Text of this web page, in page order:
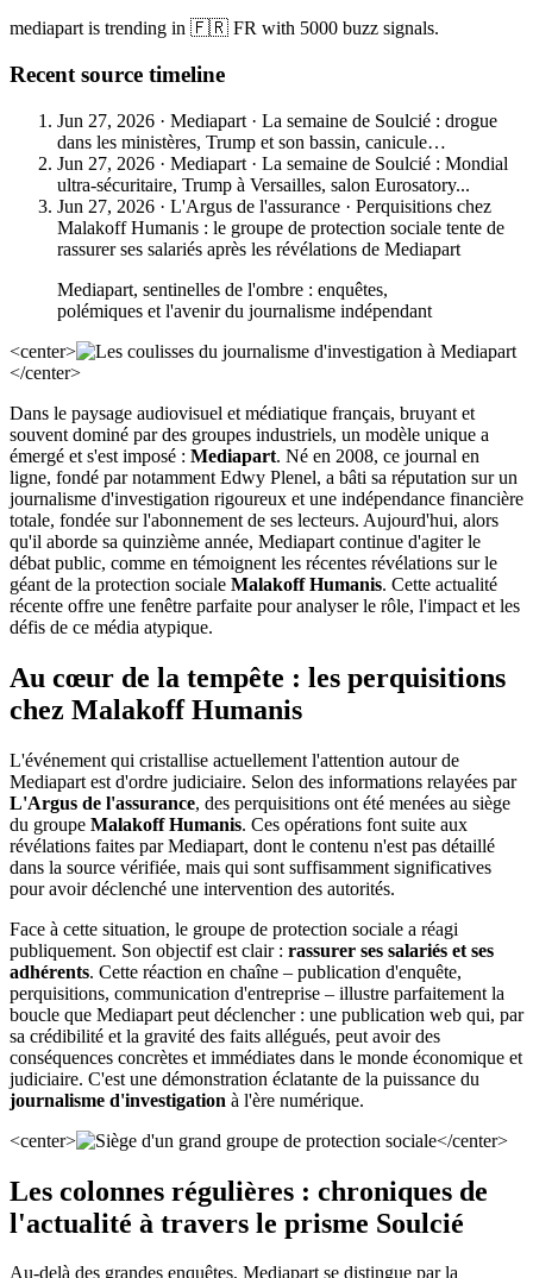
mediapart is trending in 🇫🇷 FR with 5000 buzz signals.
Recent source timeline
Jun 27, 2026 · Mediapart · La semaine de Soulcié : drogue
dans les ministères, Trump et son bassin, canicule…
Jun 27, 2026 · Mediapart · La semaine de Soulcié : Mondial
ultra-sécuritaire, Trump à Versailles, salon Eurosatory...
Jun 27, 2026 · L'Argus de l'assurance · Perquisitions chez
Malakoff Humanis : le groupe de protection sociale tente de
rassurer ses salariés après les révélations de Mediapart
Mediapart, sentinelles de l'ombre : enquêtes,
polémiques et l'avenir du journalisme indépendant
<center>
</center>
Dans le paysage audiovisuel et médiatique français, bruyant et
souvent dominé par des groupes industriels, un modèle unique a
émergé et s'est imposé : Mediapart. Né en 2008, ce journal en
ligne, fondé par notamment Edwy Plenel, a bâti sa réputation sur un
journalisme d'investigation rigoureux et une indépendance financière
totale, fondée sur l'abonnement de ses lecteurs. Aujourd'hui, alors
qu'il aborde sa quinzième année, Mediapart continue d'agiter le
débat public, comme en témoignent les récentes révélations sur le
géant de la protection sociale Malakoff Humanis. Cette actualité
récente offre une fenêtre parfaite pour analyser le rôle, l'impact et les
défis de ce média atypique.
Au cœur de la tempête : les perquisitions
chez Malakoff Humanis
L'événement qui cristallise actuellement l'attention autour de
Mediapart est d'ordre judiciaire. Selon des informations relayées par
L'Argus de l'assurance, des perquisitions ont été menées au siège
du groupe Malakoff Humanis. Ces opérations font suite aux
révélations faites par Mediapart, dont le contenu n'est pas détaillé
dans la source vérifiée, mais qui sont suffisamment significatives
pour avoir déclenché une intervention des autorités.
Face à cette situation, le groupe de protection sociale a réagi
publiquement. Son objectif est clair : rassurer ses salariés et ses
adhérents. Cette réaction en chaîne – publication d'enquête,
perquisitions, communication d'entreprise – illustre parfaitement la
boucle que Mediapart peut déclencher : une publication web qui, par
sa crédibilité et la gravité des faits allégués, peut avoir des
conséquences concrètes et immédiates dans le monde économique et
judiciaire. C'est une démonstration éclatante de la puissance du
journalisme d'investigation à l'ère numérique.
<center>
</center>
Les colonnes régulières : chroniques de
l'actualité à travers le prisme Soulcié
Au-delà des grandes enquêtes, Mediapart se distingue par la